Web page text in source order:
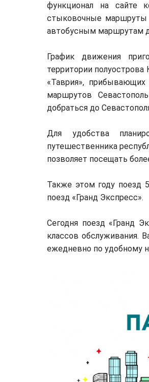
функционал на сайте
стыковочные маршруты
автобусным маршрутам
График движения
территории
«Таврия»,
маршрутов
добраться до
Для удобства
путешественника
позволяет посещать
Также этом году поезд
поезд «Гранд Экспресс».
Сегодня поезд «Гранд
классов обслуживания.
ежедневно по удобному